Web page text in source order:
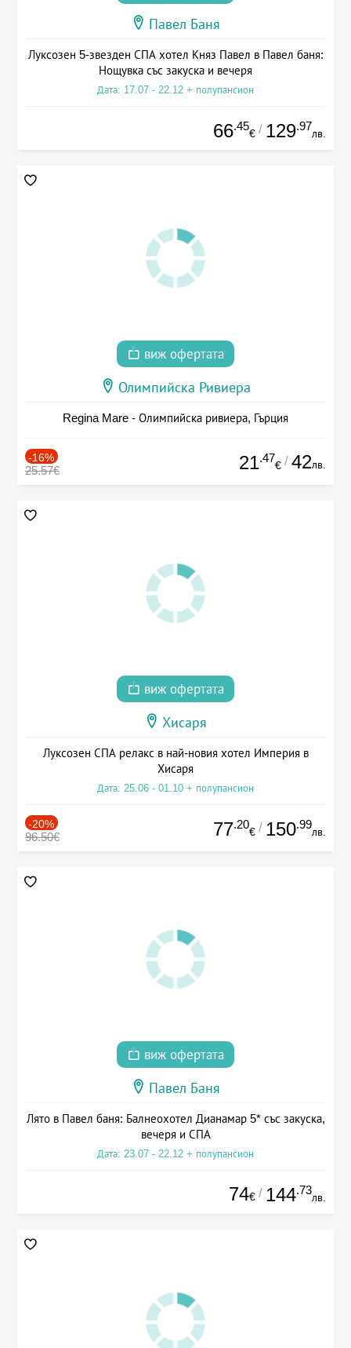
Павел Баня
Луксозен 5-звезден СПА хотел Княз Павел в Павел баня:
Нощувка със закуска и вечеря
Дата: 17.07 - 22.12 + полупансион
66.45
€ / 129.97
лв.
виж офертата
Олимпийска Ривиера
Regina Mare - Олимпийска ривиера, Гърция
-16%
25.57€ 21.47
€ / 42лв.
виж офертата
Хисаря
Луксозен СПА релакс в най-новия хотел Империя в
Хисаря
Дата: 25.06 - 01.10 + полупансион
-20%
96.50€ 77.20
€ / 150.99
лв.
виж офертата
Павел Баня
Лято в Павел баня: Балнеохотел Дианамар 5* със закуска,
вечеря и СПА
Дата: 23.07 - 22.12 + полупансион
74€ / 144.73
лв.